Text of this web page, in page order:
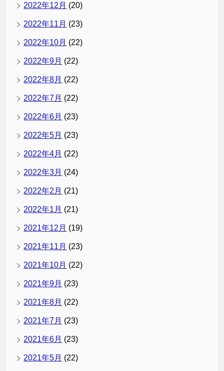
2022年12月 (20)
2022年11月 (23)
2022年10月 (22)
2022年9月 (22)
2022年8月 (22)
2022年7月 (22)
2022年6月 (23)
2022年5月 (23)
2022年4月 (22)
2022年3月 (24)
2022年2月 (21)
2022年1月 (21)
2021年12月 (19)
2021年11月 (23)
2021年10月 (22)
2021年9月 (23)
2021年8月 (22)
2021年7月 (23)
2021年6月 (23)
2021年5月 (22)